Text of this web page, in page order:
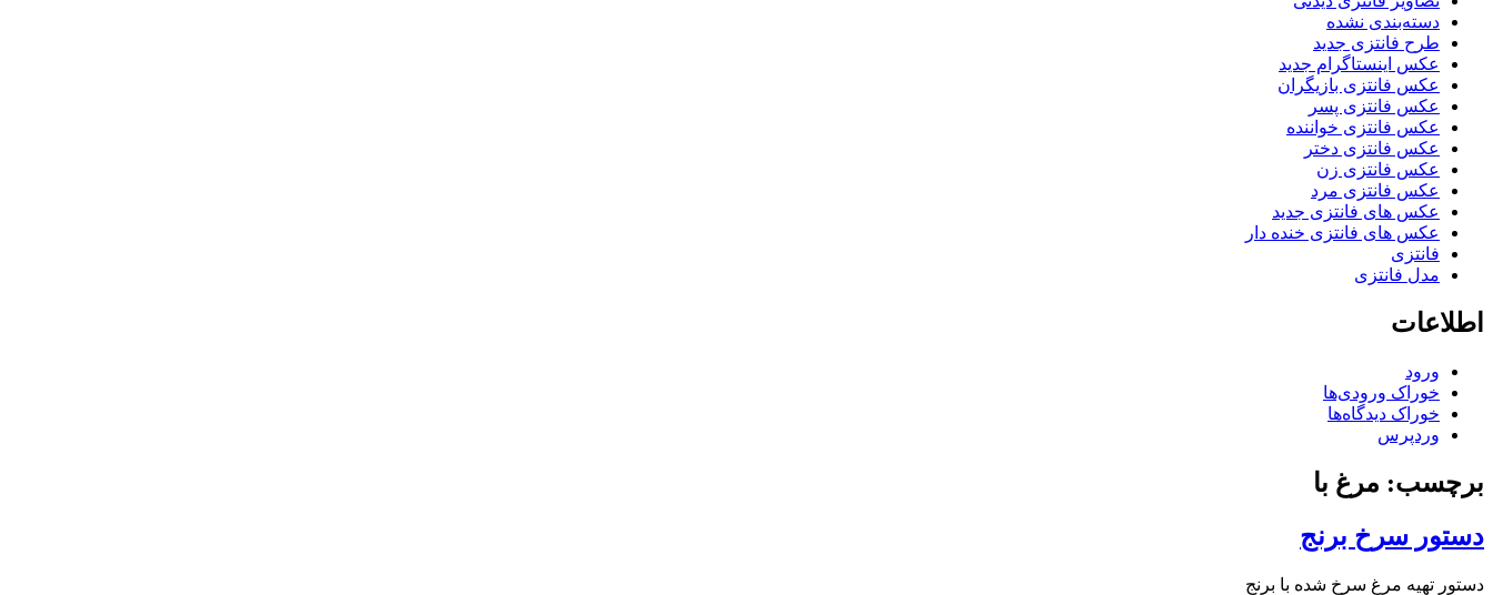
دسته‌بندی نشده
طرح فانتزی جدید
عکس اینستاگرام جدید
عکس فانتزی بازیگران
عکس فانتزی پسر
عکس فانتزی خواننده
عکس فانتزی دختر
عکس فانتزی زن
عکس فانتزی مرد
عکس های فانتزی جدید
عکس های فانتزی خنده دار
فانتزی
مدل فانتزی
اطلاعات
ورود
خوراک ورودی‌ها
خوراک دیدگاه‌ها
وردپرس
برچسب: مرغ با
دستور سرخ برنج
دستور تهیه مرغ سرخ شده با برنج